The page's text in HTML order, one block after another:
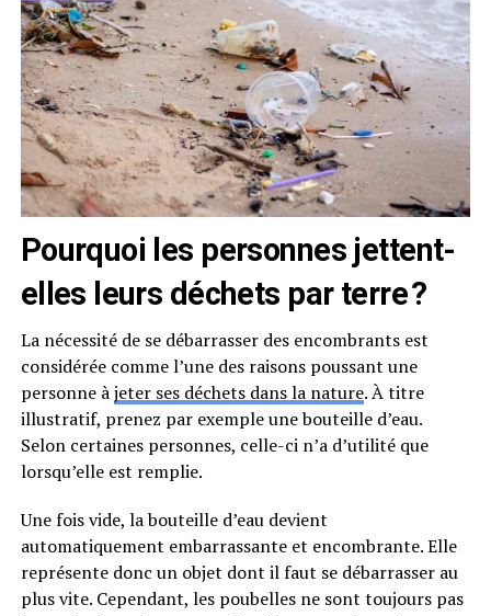
Pourquoi les personnes jettent-
elles leurs déchets par terre ?
La nécessité de se débarrasser des encombrants est
considérée comme l’une des raisons poussant une
personne àjeter ses déchets dans la nature. À titre
illustratif, prenez par exemple une bouteille d’eau.
Selon certaines personnes, celle-ci n’a d’utilité que
lorsqu’elle est remplie.
Une fois vide, la bouteille d’eau devient
automatiquement embarrassante et encombrante. Elle
représente donc un objet dont il faut se débarrasser au
plus vite. Cependant, les poubelles ne sont toujours pas